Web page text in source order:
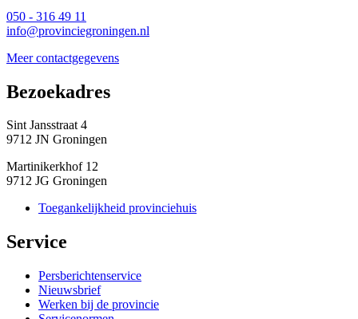
050 - 316 49 11
info@provinciegroningen.nl
Meer contactgegevens
Bezoekadres
Sint Jansstraat 4
9712 JN Groningen
Martinikerkhof 12
9712 JG Groningen
Toegankelijkheid provinciehuis
Service
Persberichtenservice
Nieuwsbrief
Werken bij de provincie